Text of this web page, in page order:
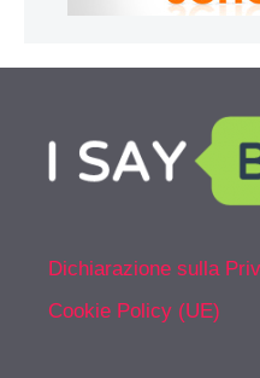
Dichiarazione sulla
Cookie Policy (UE)